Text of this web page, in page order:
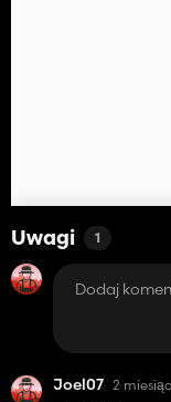
Uwagi 1
Joel07 2